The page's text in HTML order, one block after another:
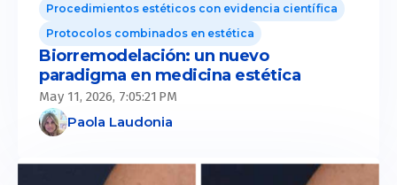
Procedimientos estéticos con evidencia científica
Protocolos combinados en estética
Biorremodelación: un nuevo
paradigma en medicina estética
May 11, 2026, 7:05:21 PM
Paola Laudonia